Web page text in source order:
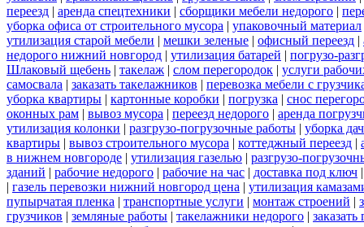
переезд | аренда спецтехники | сборщики мебели недорого |
уборка офиса от строительного мусора | упаковочный материал
утилизация старой мебели | мешки зеленые | офисный переезд |
недорого нижний новгород | утилизация батарей | погрузо-
Шлаковый щебень | такелаж | слом перегородок | услуги
самосвала | заказать такелажников | перевозка мебели с
уборка квартиры | картонные коробки | погрузка | снос
оконных рам | вывоз мусора | переезд недорого | аренда
утилизация колонки | разгрузо-погрузочные работы | уборка
квартиры | вывоз строительного мусора | коттеджный переезд |
в нижнем новгороде | утилизация газелью | разгрузо-
зданий | рабочие недорого | рабочие на час | доставка под ключ
| газель перевозки нижний новгород цена | утилизация
пупырчатая пленка | транспортные услуги | монтаж строений |
грузчиков | земляные работы | такелажники недорого |